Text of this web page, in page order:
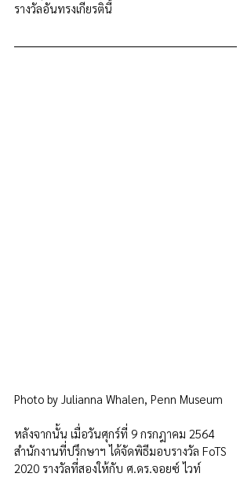
รางวัลอันทรงเกียรตินี้
Photo by Julianna Whalen, Penn Museum
หลังจากนั้น เมื่อวันศุกร์ที่ 9 กรกฎาคม 2564
สำนักงานที่ปรึกษาฯ ได้จัดพิธีมอบรางวัล FoTS
2020 รางวัลที่สองให้กับ ศ.ดร.จอยซ์ ไวท์